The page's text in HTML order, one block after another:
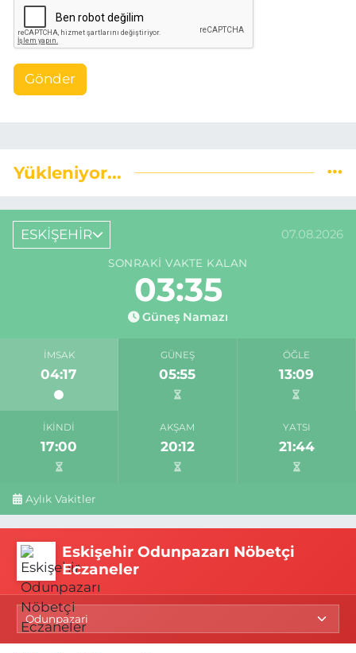
Gönder
Yükleniyor...
ESKİŞEHİR 07.08.2026
SONRAKI VAKTE KALAN
03:34
Güneş Namazı
İMSAK
04:17
GÜNEŞ
05:55
ÖĞLE
13:09
İKINDI
17:00
AKŞAM
20:12
YATSI
21:44
Aylık Vakitler
Eskişehir Odunpazarı Nöbetçi
Eczaneler